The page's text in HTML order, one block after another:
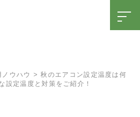
t
g
v
ウハウ >秋のエアコン設定温度は何
設定温度と対策をご紹介！